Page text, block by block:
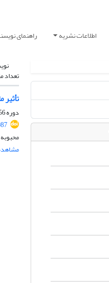
اطلاعات نشریه راهنمای
تعداد
دوره 56، شماره 1، تیر 1404، صفحه